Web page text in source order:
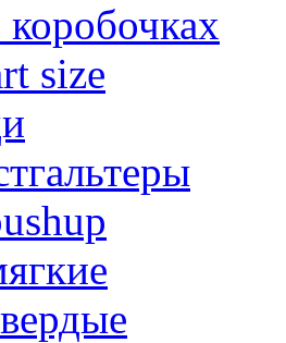
коробочках
size